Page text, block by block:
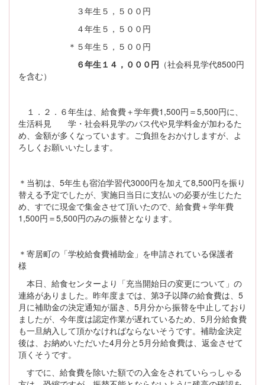
３年生５，５００円
４年生５，５００円
＊５年生５，５００円
６年生１４，０００円 （社会科見学代8500円
を含む）
１．２．６年生は、給食費＋学年費1,500円＝5,500円に、
生活科見 学・社会科見学のバス代や見学料金が加わるた
め、金額が多くなっています。ご負担をおかけしますが、よ
ろしくお願いいたします。
＊当初は、5年生も宿泊学習代3000円を加えて8,500円を振り
替える予定でしたが、実施日当日に支払いの必要が生じたた
め、すでに現金で集金させて頂いたので、給食費＋学年費
1,500円＝5,500円のみの振替となります。
＊寄居町の「学校給食費補助金」を申請されている保護者
様
本日、給食センターより「充当開始日の変更について」の
連絡がありました。昨年度までは、第3子以降の給食費は、5
月に補助金の決定通知が届き、5月分から振替を中止しており
ましたが、今年度は認定作業が遅れているため、5月分給食費
も一旦納入して頂かなければならないそうです。補助金決定
後は、お納めいただいた4月分と5月分給食費は、返金させて
頂くそうです。
すでに、給食費を除いた額での入金をされていらっしゃる